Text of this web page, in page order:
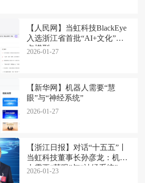
【人民网】当虹科技BlackEye
入选浙江省首批“AI+文化”重
点模型
2026-01-27
【新华网】机器人需要“慧
眼”与“神经系统”
2026-01-27
【浙江日报】对话“十五五”丨
当虹科技董事长孙彦龙：机器
人需要“慧眼”与“神经系统”
2026-01-23